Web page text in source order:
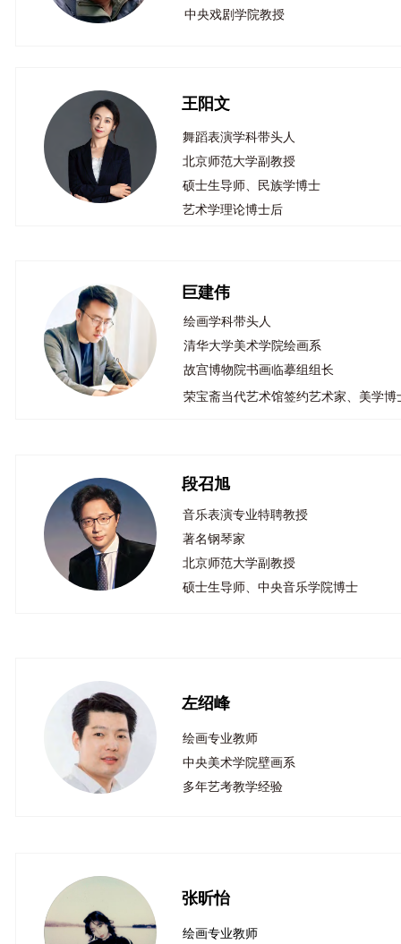
中央戏剧学院教授
巨建伟
绘画学科带头人
清华大学美术学院绘画系
故宫博物院书画临摹组组长 ​​​​​​​
荣宝斋当代艺术馆签约艺术家、美学博
段召旭
音乐表演专业特聘教授
著名钢琴家
北京师范大学副教授
硕士生导师、中央音乐学院博士
王阳文
舞蹈表演学科带头人
北京师范大学副教授
硕士生导师、民族学博士
艺术学理论博士后
左绍峰
绘画专业教师
中央美术学院壁画系
多年艺考教学经验
张昕怡
绘画专业教师